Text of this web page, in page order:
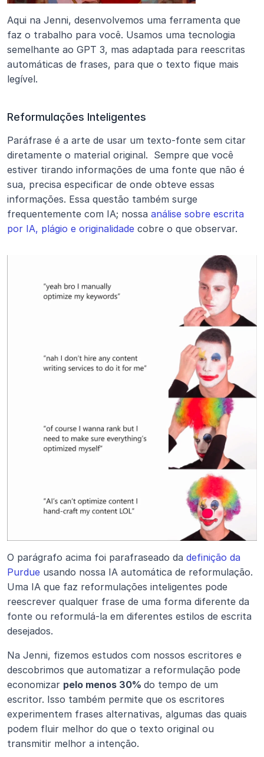
Aqui na Jenni, desenvolvemos uma ferramenta que
faz o trabalho para você. Usamos uma tecnologia
semelhante ao GPT 3, mas adaptada para reescritas
automáticas de frases, para que o texto fique mais
legível.
Reformulações Inteligentes
Paráfrase é a arte de usar um texto-fonte sem citar
diretamente o material original.  Sempre que você
estiver tirando informações de uma fonte que não é
sua, precisa especificar de onde obteve essas
informações. Essa questão também surge
frequentemente com IA; nossa análise sobre escrita
por IA, plágio e originalidade cobre o que observar.
O parágrafo acima foi parafraseado da definição da
Purdue usando nossa IA automática de reformulação.
Uma IA que faz reformulações inteligentes pode
reescrever qualquer frase de uma forma diferente da
fonte ou reformulá-la em diferentes estilos de escrita
desejados.
Na Jenni, fizemos estudos com nossos escritores e
descobrimos que automatizar a reformulação pode
economizar pelo menos 30% do tempo de um
escritor. Isso também permite que os escritores
experimentem frases alternativas, algumas das quais
podem fluir melhor do que o texto original ou
transmitir melhor a intenção.